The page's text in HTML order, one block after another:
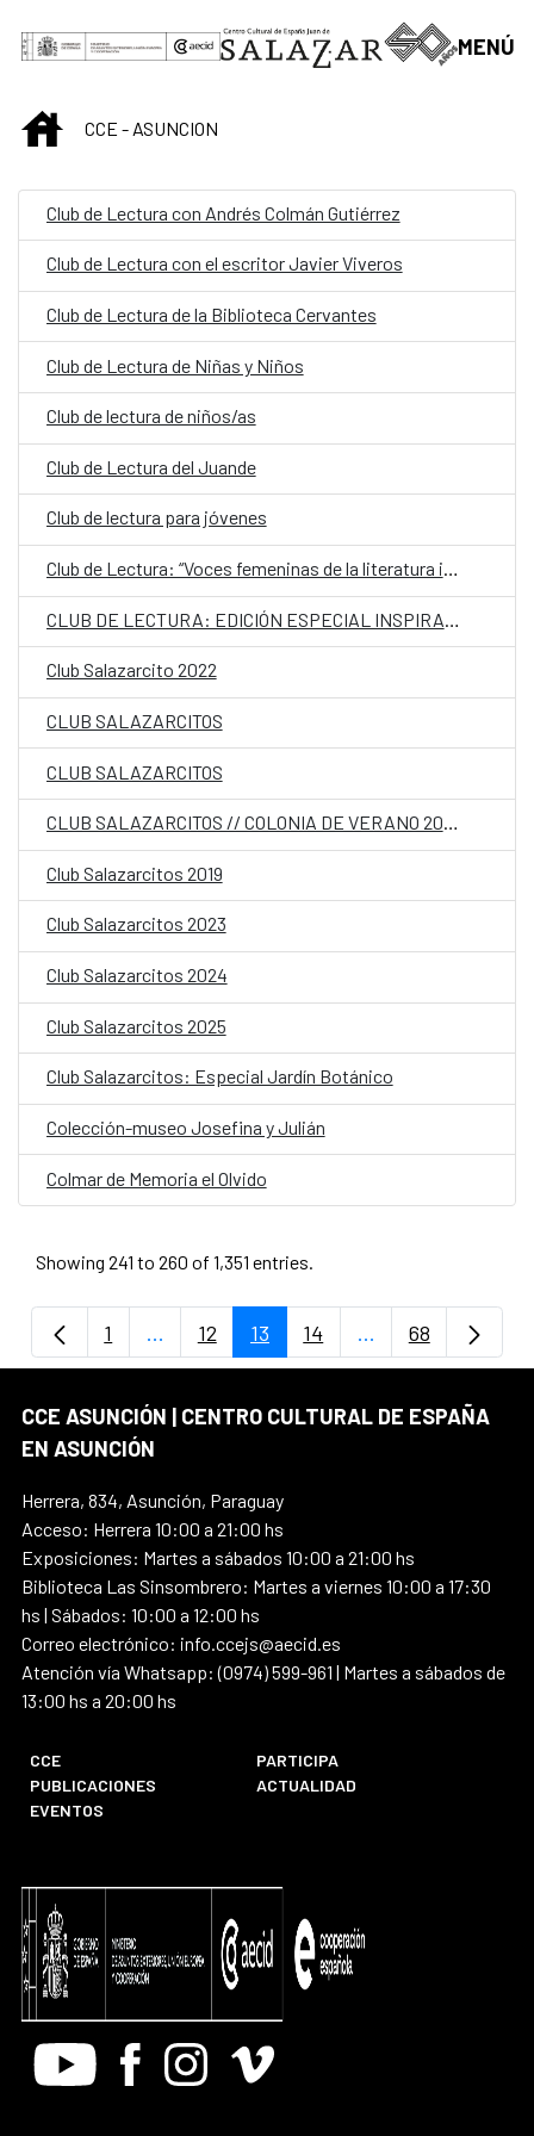
MENÚ
INICIOCCE - ASUNCION
Club de Lectura con Andrés Colmán Gutiérrez
Club de Lectura con el escritor Javier Viveros
Club de Lectura de la Biblioteca Cervantes
Club de Lectura de Niñas y Niños
Club de lectura de niños/as
Club de Lectura del Juande
Club de lectura para jóvenes
Club de Lectura: “Voces femeninas de la literatura iberoamericana contemporánea”
Club Salazarcito 2022
CLUB SALAZARCITOS
CLUB SALAZARCITOS
CLUB SALAZARCITOS // COLONIA DE VERANO 2020
Club Salazarcitos 2019
Club Salazarcitos 2023
Club Salazarcitos 2024
Club Salazarcitos 2025
Club Salazarcitos: Especial Jardín Botánico
Colección-museo Josefina y Julián
Colmar de Memoria el Olvido
Showing 241 to 260 of 1,351 entries.
Page
1 ...Intermediate Pages Use TAB to navigate.
Page
12 Page
13 Page
14 ...Intermediate
Page
68
CCE ASUNCIÓN | CENTRO CULTURAL DE ESPAÑA
EN ASUNCIÓN
Herrera, 834, Asunción, Paraguay
Acceso: Herrera 10:00 a 21:00 hs
Exposiciones: Martes a sábados 10:00 a 21:00 hs
Biblioteca Las Sinsombrero: Martes a viernes 10:00 a 17:30
hs | Sábados: 10:00 a 12:00 hs
Correo electrónico: info.ccejs@aecid.es
Atención vía Whatsapp: (0974) 599-961 | Martes a sábados de
13:00 hs a 20:00 hs
CCE
PARTICIPA
PUBLICACIONES
ACTUALIDAD
EVENTOS
Youtube FacebookInstagram
Vimeo